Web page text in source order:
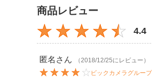
商品レビュー
4.4
匿名 さん
（2018/12/25にレビュー）
ビックカメラグルー